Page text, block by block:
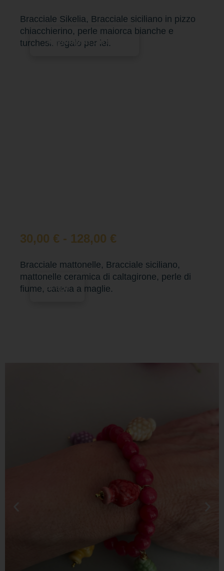
Bracciale Sikelia, Bracciale siciliano in pizzo
chiacchierino, perle maiorca bianche e
turchesi. regalo per lei.
Aggiungi al carrello
30,00 € - 128,00 €
Bracciale mattonelle, Bracciale siciliano,
mattonelle ceramica di caltagirone, perle di
fiume, catena a maglie.
Scegli